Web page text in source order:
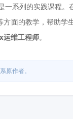
一系列的实践课程
方面的教学，帮助学
维工程师。
原作者。